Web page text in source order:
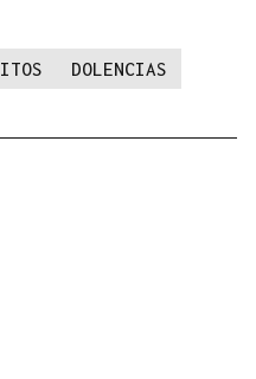
DOLENCIAS